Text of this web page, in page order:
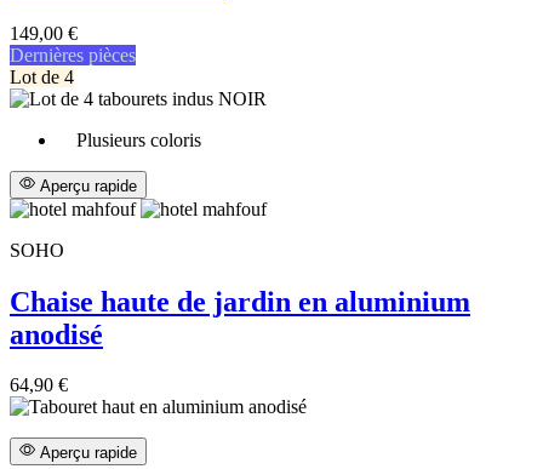
149,00 €
Dernières pièces
Lot de 4
Plusieurs coloris
Aperçu rapide
SOHO
Chaise haute de jardin en aluminium
anodisé
64,90 €
Aperçu rapide